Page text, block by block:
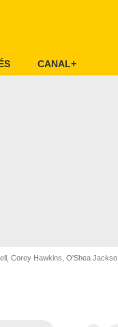
CANAL+
Corey Hawkins, O'Shea Jackson Jr.